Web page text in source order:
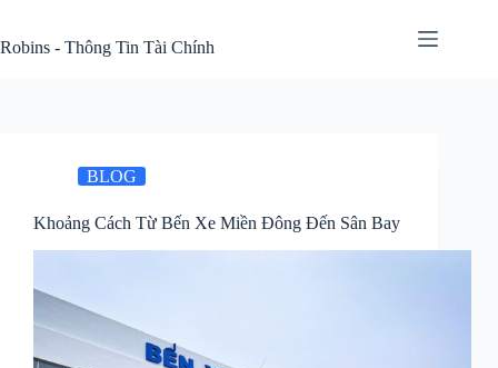
content
Robins - Thông Tin Tài Chính
BLOG
Khoảng Cách Từ Bến Xe Miền Đông Đến Sân Bay